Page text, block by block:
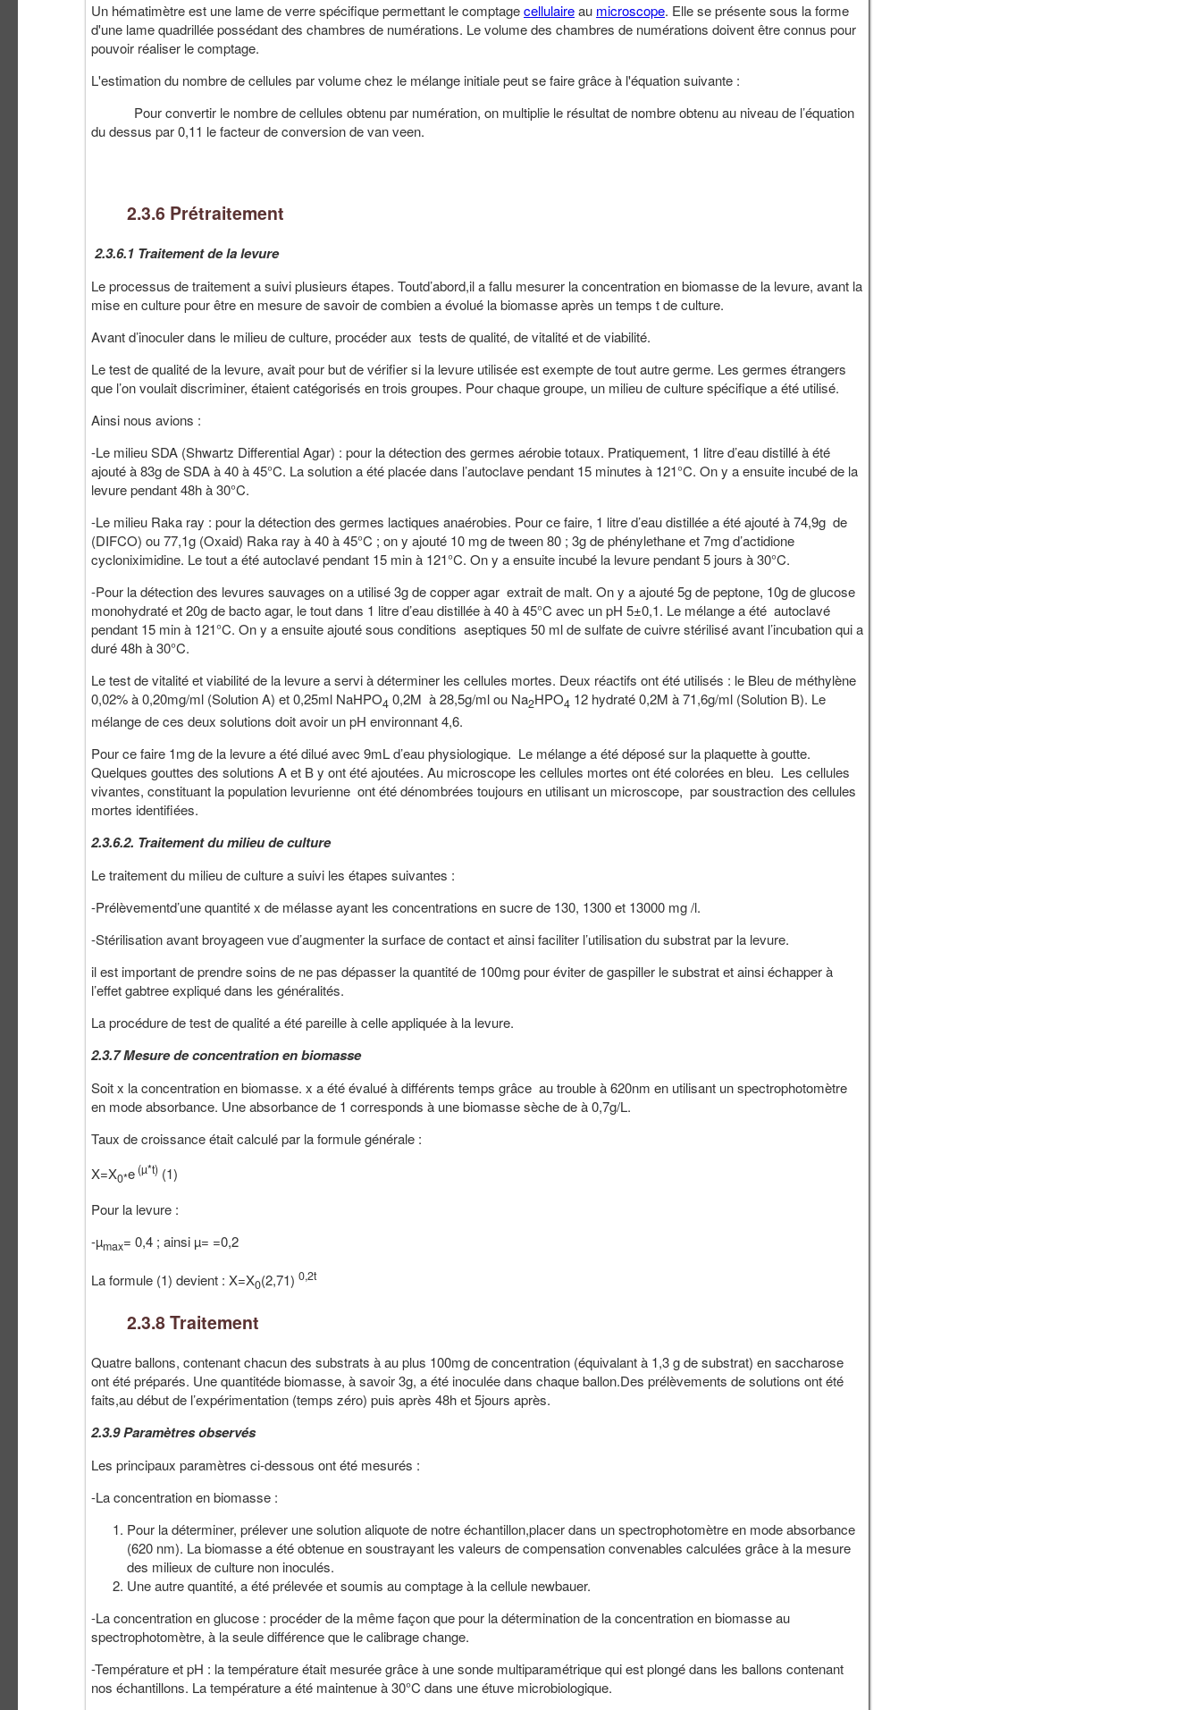
Un hématimètre est une lame de verre spécifique permettant le comptagecellulaireau microscope. Elle se présente sous la forme
d'une lame quadrillée possédant des chambres de numérations. Le volume des chambres de numérations doivent être connus pour
pouvoir réaliser le comptage.
L'estimation du nombre de cellules par volume chez le mélange initiale peut se faire grâce à l'équation suivante :
Pour convertir le nombre de cellules obtenu par numération, on multiplie le résultat de nombre obtenu au niveau de l’équation
du dessus par 0,11 le facteur de conversion de van veen.
2.3.6 Prétraitement
2.3.6.1 Traitement de la levure
Le processus de traitement a suivi plusieurs étapes. Toutd’abord,il a fallu mesurer la concentration en biomasse de la levure, avant la
mise en culture pour être en mesure de savoir de combien a évolué la biomasse après un temps t de culture.
Avant d’inoculer dans le milieu de culture, procéder aux tests de qualité, de vitalité et de viabilité.
Le test de qualité de la levure, avait pour but de vérifier si la levure utilisée est exempte de tout autre germe. Les germes étrangers
que l’on voulait discriminer, étaient catégorisés en trois groupes. Pour chaque groupe, un milieu de culture spécifique a été utilisé.
Ainsi nous avions :
-Le milieu SDA (Shwartz Differential Agar) : pour la détection des germes aérobie totaux. Pratiquement, 1 litre d’eau distillé à été
ajouté à 83g de SDA à 40 à 45°C. La solution a été placée dans l’autoclave pendant 15 minutes à 121°C. On y a ensuite incubé de la
levure pendant 48h à 30°C.
-Le milieu Raka ray : pour la détection des germes lactiques anaérobies. Pour ce faire, 1 litre d’eau distillée a été ajouté à 74,9g de
(DIFCO) ou 77,1g (Oxaid) Raka ray à 40 à 45°C ; on y ajouté 10 mg de tween 80 ; 3g de phénylethane et 7mg d’actidione
cycloniximidine. Le tout a été autoclavé pendant 15 min à 121°C. On y a ensuite incubé la levure pendant 5 jours à 30°C.
-Pour la détection des levures sauvages on a utilisé 3g de copper agar extrait de malt. On y a ajouté 5g de peptone, 10g de glucose
monohydraté et 20g de bacto agar, le tout dans 1 litre d’eau distillée à 40 à 45°C avec un pH 5±0,1. Le mélange a été autoclavé
pendant 15 min à 121°C. On y a ensuite ajouté sous conditions aseptiques 50 ml de sulfate de cuivre stérilisé avant l’incubation qui a
duré 48h à 30°C.
Le test de vitalité et viabilité de la levure a servi à déterminer les cellules mortes. Deux réactifs ont été utilisés : le Bleu de méthylène
0,02% à 0,20mg/ml (Solution A) et 0,25ml NaHPO4 0,2M à 28,5g/ml ou Na2HPO4 12 hydraté 0,2M à 71,6g/ml (Solution B). Le
mélange de ces deux solutions doit avoir un pH environnant 4,6.
Pour ce faire 1mg de la levure a été dilué avec 9mL d’eau physiologique. Le mélange a été déposé sur la plaquette à goutte.
Quelques gouttes des solutions A et B y ont été ajoutées. Au microscope les cellules mortes ont été colorées en bleu. Les cellules
vivantes, constituant la population levurienne ont été dénombrées toujours en utilisant un microscope, par soustraction des cellules
mortes identifiées.
2.3.6.2. Traitement du milieu de culture
Le traitement du milieu de culture a suivi les étapes suivantes :
-Prélèvementd’une quantité x de mélasse ayant les concentrations en sucre de 130, 1300 et 13000 mg /l.
-Stérilisation avant broyageen vue d’augmenter la surface de contact et ainsi faciliter l’utilisation du substrat par la levure.
il est important de prendre soins de ne pas dépasser la quantité de 100mg pour éviter de gaspiller le substrat et ainsi échapper à
l’effet gabtree expliqué dans les généralités.
La procédure de test de qualité a été pareille à celle appliquée à la levure.
2.3.7 Mesure de concentration en biomasse
Soit x la concentration en biomasse. x a été évalué à différents temps grâce au trouble à 620nm en utilisant un spectrophotomètre
en mode absorbance. Une absorbance de 1 corresponds à une biomasse sèche de à 0,7g/L.
Taux de croissance était calculé par la formule générale :
X=X0*e (µ*t) (1)
Pour la levure :
-µmax= 0,4 ; ainsi µ= =0,2
La formule (1) devient : X=X0(2,71) 0,2t
2.3.8 Traitement
Quatre ballons, contenant chacun des substrats à au plus 100mg de concentration (équivalant à 1,3 g de substrat) en saccharose
ont été préparés. Une quantitéde biomasse, à savoir 3g, a été inoculée dans chaque ballon.Des prélèvements de solutions ont été
faits,au début de l’expérimentation (temps zéro) puis après 48h et 5jours après.
2.3.9 Paramètres observés
Les principaux paramètres ci-dessous ont été mesurés :
-La concentration en biomasse :
Pour la déterminer, prélever une solution aliquote de notre échantillon,placer dans un spectrophotomètre en mode absorbance
(620 nm). La biomasse a été obtenue en soustrayant les valeurs de compensation convenables calculées grâce à la mesure
des milieux de culture non inoculés.
Une autre quantité, a été prélevée et soumis au comptage à la cellule newbauer.
-La concentration en glucose : procéder de la même façon que pour la détermination de la concentration en biomasse au
spectrophotomètre, à la seule différence que le calibrage change.
-Température et pH : la température était mesurée grâce à une sonde multiparamétrique qui est plongé dans les ballons contenant
nos échantillons. La température a été maintenue à 30°C dans une étuve microbiologique.